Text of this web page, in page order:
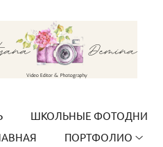
ШКОЛЬНЫЕ ФОТОДНИ
ПОРТФОЛИО